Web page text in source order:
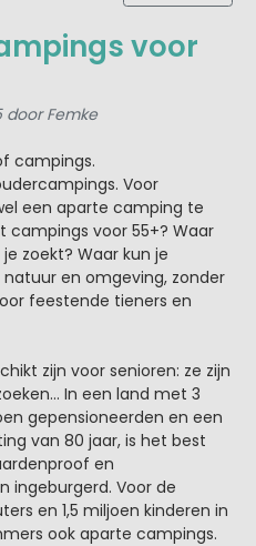
voor
door Femke
campings.
Voor
een aparte camping te
campings voor 55+? Waar
zoekt? Waar kun je
en omgeving, zonder
feestende tieners en
zijn voor senioren: ze zijn
In een land met 3
gepensioneerden en een
van 80 jaar, is het best
en
ingeburgerd. Voor de
en 1,5 miljoen kinderen in
ook aparte campings.